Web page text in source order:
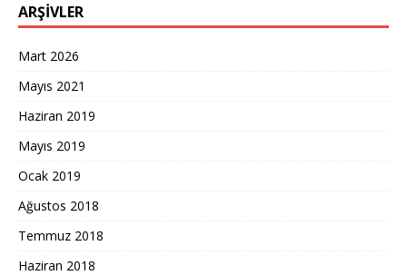
ARŞIVLER
Mart 2026
Mayıs 2021
Haziran 2019
Mayıs 2019
Ocak 2019
Ağustos 2018
Temmuz 2018
Haziran 2018